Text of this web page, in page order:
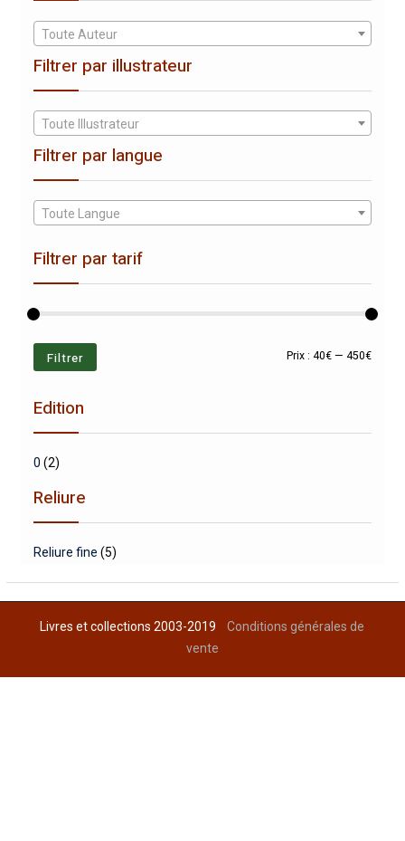
Toute Auteur
Filtrer par illustrateur
Toute Illustrateur
Filtrer par langue
Toute Langue
Filtrer par tarif
Prix
Prix
Filtrer Prix :40€ —450€
Edition
0 (2)
Reliure
Reliure fine (5)
Livres et collections 2003-2019Conditions générales de
vente